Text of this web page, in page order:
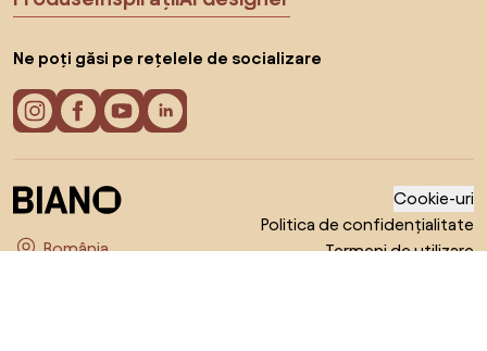
Ne poți găsi pe rețelele de socializare
Cookie-uri
Politica de confidențialitate
Termeni de utilizare